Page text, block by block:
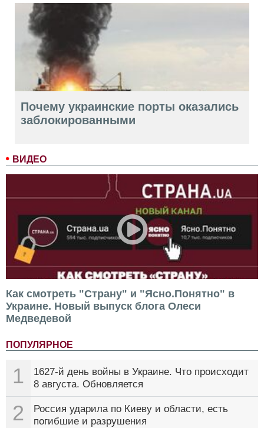
ВИДЕО
Как смотреть "Страну" и "Ясно.Понятно" в
Украине. Новый выпуск блога Олеси
Медведевой
ПОПУЛЯРНОЕ
1
1627-й день войны в Украине. Что происходит
8 августа. Обновляется
2
Россия ударила по Киеву и области, есть
погибшие и разрушения
Почему украинские порты оказались
заблокированными